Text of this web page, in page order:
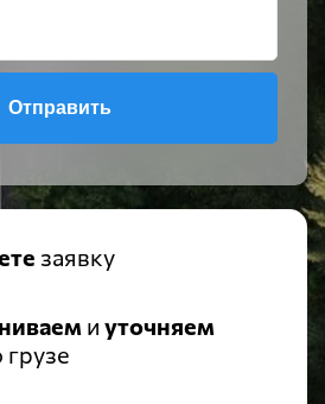
Отправить
заявку
и уточняем